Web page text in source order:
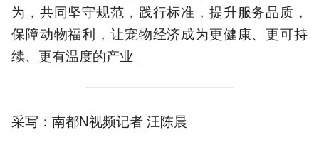
为，共同坚守规范，践行标准，提升服务品质，
保障动物福利，让宠物经济成为更健康、更可持
续、更有温度的产业。
采写：南都N视频记者 汪陈晨